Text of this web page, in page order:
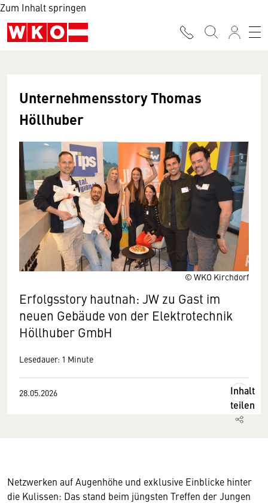
Zum Inhalt springen
© WKO Kirchdorf
Unternehmensstory Thomas
Höllhuber
Erfolgsstory hautnah: JW zu Gast im
neuen Gebäude von der Elektrotechnik
Höllhuber GmbH
Lesedauer: 1 Minute
28.05.2026
Inhalt
teilen
Netzwerken auf Augenhöhe und exklusive Einblicke hinter
die Kulissen: Das stand beim jüngsten Treffen der Jungen